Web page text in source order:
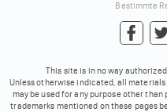
Bestimmte
This site is in no way
Unless otherwise indicated, all
may be used for any purpose other
trademarks mentioned on these pages